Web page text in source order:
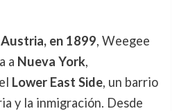
en 1899, Weegee
a Nueva York,
Lower East Side, un barrio
y la inmigración. Desde